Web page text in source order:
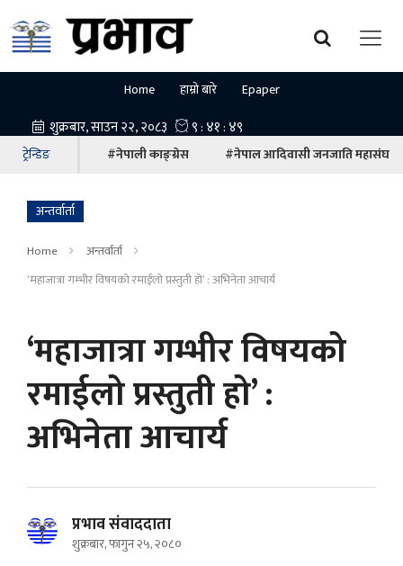
Home हाम्रो बारे Epaper
ट्रेन्डिङ #नेपाली काङ्ग्रेस #नेपाल आदिवासी जनजाति महासंघ
अन्तर्वार्ता
Home
अन्तर्वार्ता
‘महाजात्रा गम्भीर विषयको रमाईलो प्रस्तुती हो’ : अभिनेता आचार्य
‘महाजात्रा गम्भीर विषयको
रमाईलो प्रस्तुती हो’ :
अभिनेता आचार्य
प्रभाव संवाददाता
शुक्रबार, फागुन २५, २०८०